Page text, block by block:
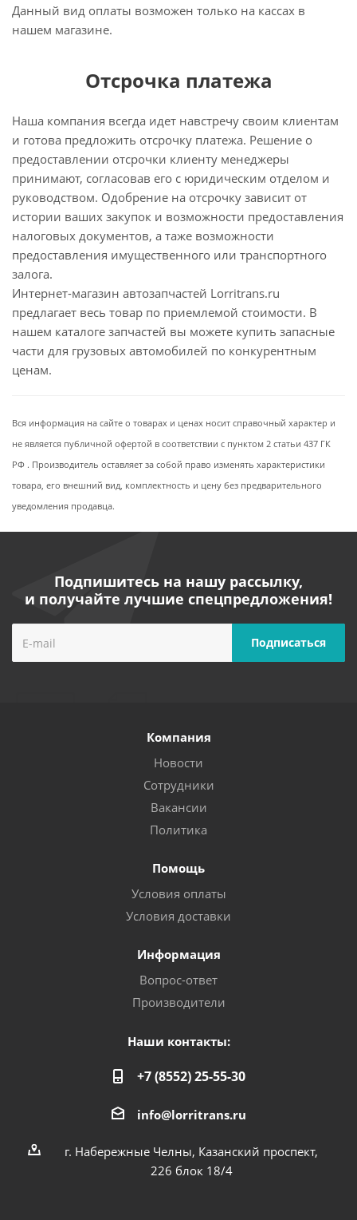
Данный вид оплаты возможен только на кассах в
нашем магазине.
Отсрочка платежа
Наша компания всегда идет навстречу своим клиентам
и готова предложить отсрочку платежа. Решение о
предоставлении отсрочки клиенту менеджеры
принимают, согласовав его с юридическим отделом и
руководством. Одобрение на отсрочку зависит от
истории ваших закупок и возможности предоставления
налоговых документов, а таже возможности
предоставления имущественного или транспортного
залога.
Интернет-магазин автозапчастей Lorritrans.ru
предлагает весь товар по приемлемой стоимости. В
нашем каталоге запчастей вы можете купить запасные
части для грузовых автомобилей по конкурентным
ценам.
Вся информация на сайте о товарах и ценах носит справочный характер и
не является публичной офертой в соответствии с пунктом 2 статьи 437 ГК
РФ . Производитель оставляет за собой право изменять характеристики
товара, его внешний вид, комплектность и цену без предварительного
уведомления продавца.
Подпишитесь на нашу рассылку,
и получайте лучшие спецпредложения!
Компания
Новости
Сотрудники
Вакансии
Политика
Помощь
Условия оплаты
Условия доставки
Информация
Вопрос-ответ
Производители
Наши контакты:
+7 (8552) 25-55-30
info@lorritrans.ru
г. Набережные Челны, Казанский проспект,
226 блок 18/4